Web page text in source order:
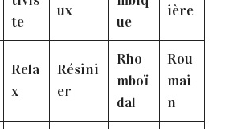
te
ux
ue
ière
Rela
x
Résini
er
Rho
mboï
dal
Rou
mai
n